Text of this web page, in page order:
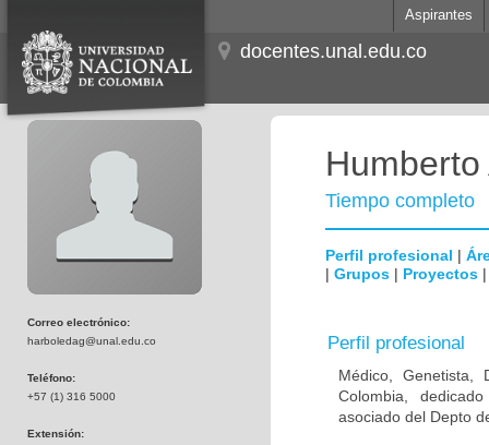
Aspirantes
docentes.unal.edu.co
Correo electrónico:
harboledag@unal.edu.co
Teléfono:
+57 (1) 316 5000
Extensión:
Tiempo completo
Perfil profesional |
| Grupos | Proyectos
Perfil profesional
Médico, Genetista,
Colombia,
asociado del Depto